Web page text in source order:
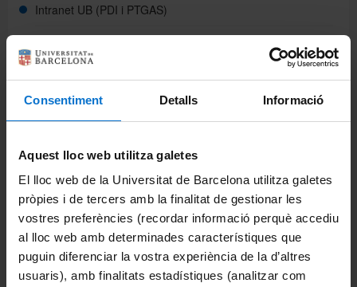
Consentiment Detalls Informació
Aquest lloc web utilitza galetes
El lloc web de la Universitat de Barcelona utilitza galetes
pròpies i de tercers amb la finalitat de gestionar les
vostres preferències (recordar informació perquè accediu
al lloc web amb determinades característiques que
puguin diferenciar la vostra experiència de la d’altres
usuaris), amb finalitats estadístiques (analitzar com
La Facultat
Coneix la facultat
Organització i estructura
Sistema de qualitat
Activitat de la facultat
Intranet UB (PDI i PTGAS)
Alumni UB